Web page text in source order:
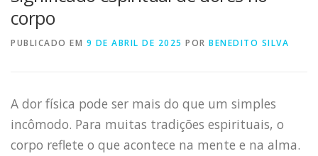
corpo
PUBLICADO EM 9 DE ABRIL DE 2025 POR BENEDITO SILVA
A dor física pode ser mais do que um simples
incômodo. Para muitas tradições espirituais, o
corpo reflete o que acontece na mente e na alma.